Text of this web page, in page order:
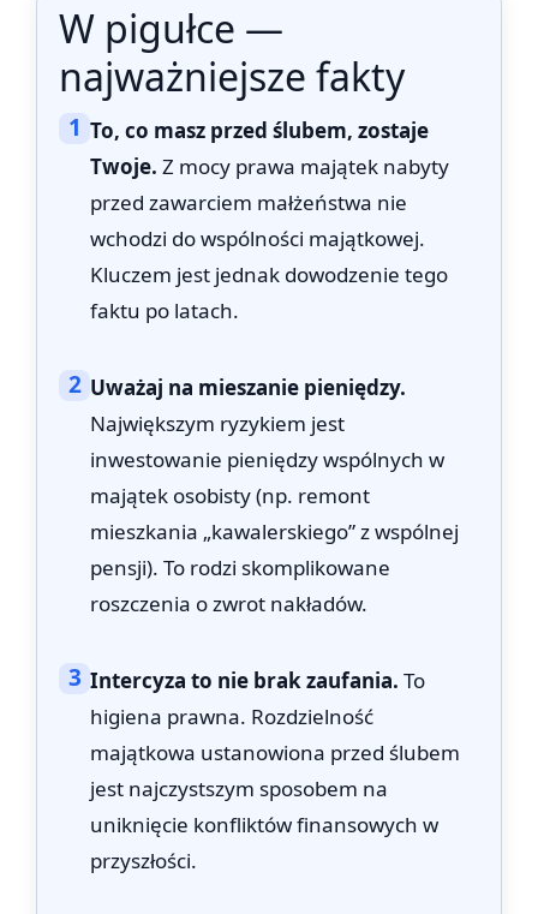
W pigułce —
najważniejsze fakty
1 To, co masz przed ślubem, zostaje
Twoje. Z mocy prawa majątek nabyty
przed zawarciem małżeństwa nie
wchodzi do wspólności majątkowej.
Kluczem jest jednak dowodzenie tego
faktu po latach.
2 Uważaj na mieszanie pieniędzy.
Największym ryzykiem jest
inwestowanie pieniędzy wspólnych w
majątek osobisty (np. remont
mieszkania „kawalerskiego” z wspólnej
pensji). To rodzi skomplikowane
roszczenia o zwrot nakładów.
3 Intercyza to nie brak zaufania. To
higiena prawna. Rozdzielność
majątkowa ustanowiona przed ślubem
jest najczystszym sposobem na
uniknięcie konfliktów finansowych w
przyszłości.